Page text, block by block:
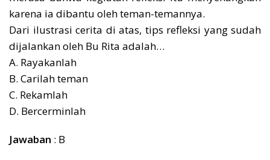
karena ia dibantu oleh teman-temannya.
Dari ilustrasi cerita di atas, tips refleksi yang sudah
dijalankan oleh Bu Rita adalah…
A. Rayakanlah
B. Carilah teman
C. Rekamlah
D. Bercerminlah
Jawaban : B